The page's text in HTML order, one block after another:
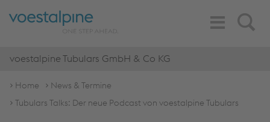
Search
Toggle
Navigation
voestalpine Tubulars GmbH & Co KG
Home
News & Termine
Tubulars Talks: Der neue Podcast von voestalpine Tubulars